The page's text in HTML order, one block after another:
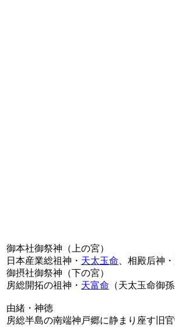
御本社御祭神（上の宮）
日本産業総祖神・ 天太玉命 、相殿后神
御摂社御祭神（下の宮）
房総開拓の祖神・ 天富命 （天太玉命御
由緒・神徳
房総半島の南端神戸郷に静まり座す旧